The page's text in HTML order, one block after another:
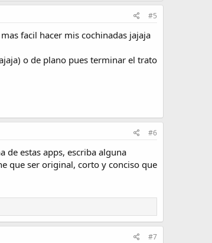
#5
facil hacer mis cochinadas jajaja
o de plano pues terminar el trato
#6
de estas apps, escriba alguna
que ser original, corto y conciso que
#7